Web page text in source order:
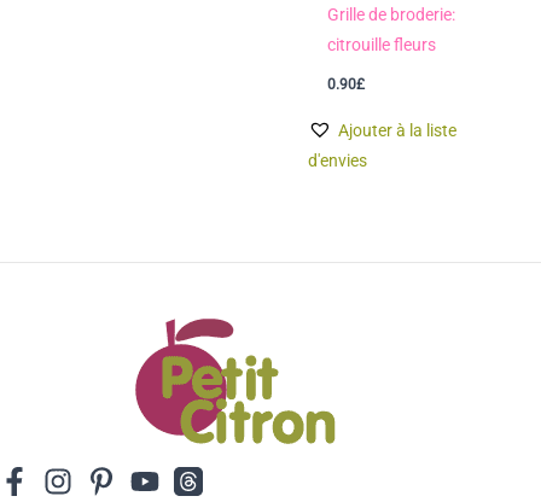
Grille de broderie:
citrouille fleurs
0.90£
Ajouter à la liste
d'envies